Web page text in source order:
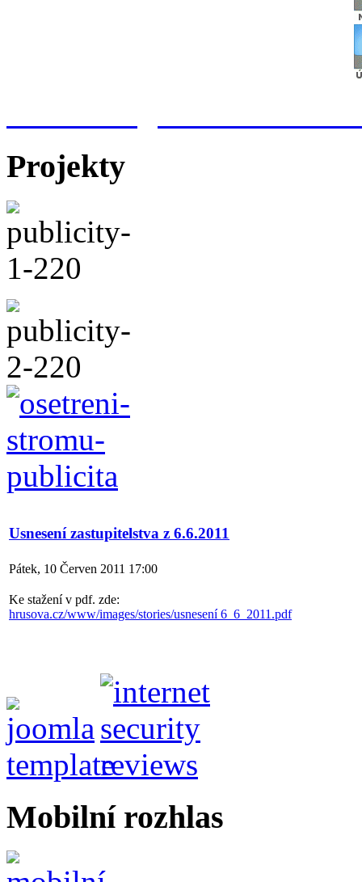
Projekty
Usnesení zastupitelstva z 6.6.2011
Pátek, 10 Červen 2011 17:00
Ke stažení v pdf. zde:
hrusova.cz/www/images/stories/usnesení 6_6_2011.pdf
Mobilní rozhlas